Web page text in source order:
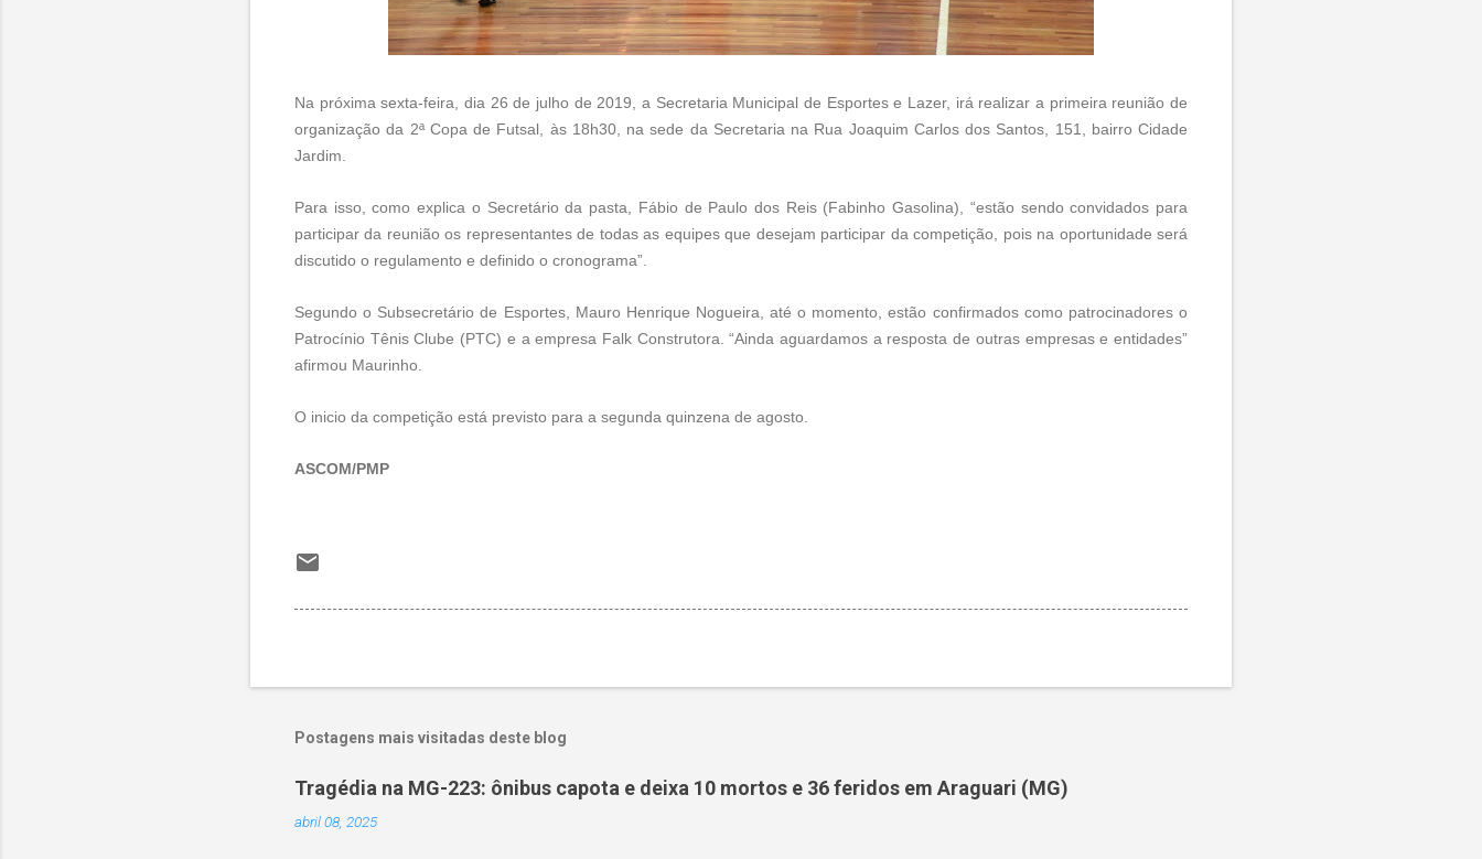
Na próxima sexta-feira, dia 26 de julho de 2019, a Secretaria Municipal de Esportes e Lazer, irá realizar a primeira reunião de
organização da 2ª Copa de Futsal, às 18h30, na sede da Secretaria na Rua Joaquim Carlos dos Santos, 151, bairro Cidade
Jardim.
Para isso, como explica o Secretário da pasta, Fábio de Paulo dos Reis (Fabinho Gasolina), “estão sendo convidados para
participar da reunião os representantes de todas as equipes que desejam participar da competição, pois na oportunidade será
discutido o regulamento e definido o cronograma”.
Segundo o Subsecretário de Esportes, Mauro Henrique Nogueira, até o momento, estão confirmados como patrocinadores o
Patrocínio Tênis Clube (PTC) e a empresa Falk Construtora. “Ainda aguardamos a resposta de outras empresas e entidades”
afirmou Maurinho.
O inicio da competição está previsto para a segunda quinzena de agosto.
ASCOM/PMP
Postagens mais visitadas deste blog
Tragédia na MG-223: ônibus capota e deixa 10 mortos e 36 feridos em Araguari (MG)
abril 08, 2025